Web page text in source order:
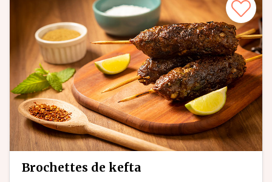
brochettes de kefta